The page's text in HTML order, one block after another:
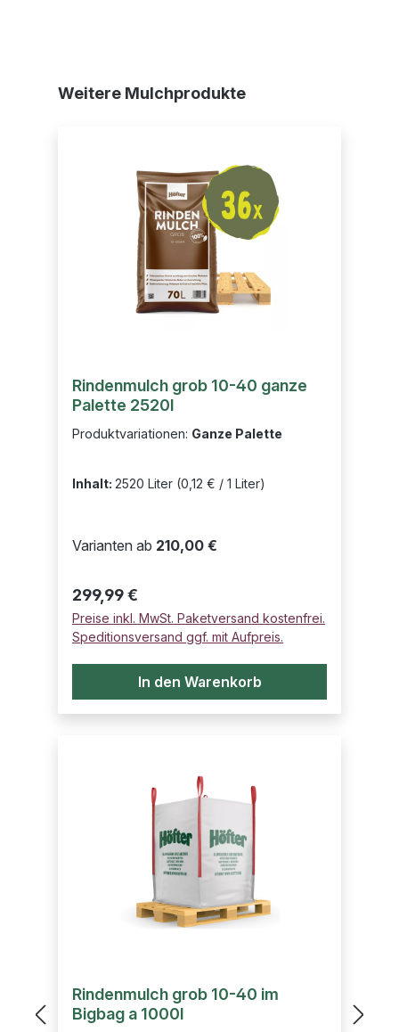
Produktgalerie überspringen
Weitere Mulchprodukte
Rindenmulch grob 10-40 ganze
Palette 2520l
Produktvariationen: Ganze Palette
Inhalt: 2520 Liter (0,12 € / 1 Liter)
Varianten ab 210,00 €
Regulärer Preis:
299,99 €
Preise inkl. MwSt. Paketversand kostenfrei.
Speditionsversand ggf. mit Aufpreis.
In den Warenkorb
Rindenmulch grob 10-40 im
Bigbag a 1000l